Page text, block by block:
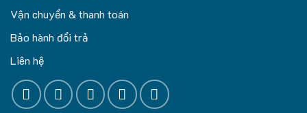
Vận chuyển & thanh toán
Bảo hành đổi trả
Liên hệ